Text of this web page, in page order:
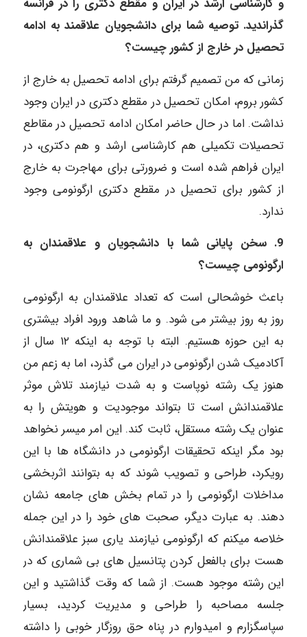
و کارشناسی ارشد در ایران و مقطع دکتری را در فرانسه
گذراندید. توصیه شما برای دانشجویان علاقمند به ادامه
تحصیل در خارج از کشور چیست؟
زمانی که من تصمیم گرفتم برای ادامه تحصیل به خارج از
کشور بروم، امکان تحصیل در مقطع دکتری در ایران وجود
نداشت. اما در حال حاضر امکان ادامه تحصیل در مقاطع
تحصیلات تکمیلی هم کارشناسی ارشد و هم دکتری، در
ایران فراهم شده است و ضرورتی برای مهاجرت به خارج
از کشور برای تحصیل در مقطع دکتری ارگونومی وجود
ندارد.
9. سخن پایانی شما با دانشجویان و علاقمندان به
ارگونومی چیست؟
باعث خوشحالی است که تعداد علاقمندان به ارگونومی
روز به روز بیشتر می شود. و ما شاهد ورود افراد بیشتری
به این حوزه هستیم. البته با توجه به اینکه ۱۲ سال از
آکادمیک شدن ارگونومی در ایران می گذرد، اما به زعم من
هنوز یک رشته نوپاست و به شدت نیازمند تلاش موثر
علاقمندانش است تا بتواند موجودیت و هویتش را به
عنوان یک رشته مستقل، ثابت کند. این امر میسر نخواهد
بود مگر اینکه تحقیقات ارگونومی در دانشگاه ها با این
رویکرد، طراحی و تصویب شوند که به بتوانند اثربخشی
مداخلات ارگونومی را در تمام بخش های جامعه نشان
دهند. به عبارت دیگر، صحبت های خود را در این جمله
خلاصه میکنم که ارگونومی نیازمند یاری سبز علاقمندانش
هست برای بالفعل کردن پتانسیل های بی شماری که در
این رشته موجود هست. از شما که وقت گذاشتید و این
جلسه مصاحبه را طراحی و مدیریت کردید، بسیار
سپاسگزارم و امیدوارم در پناه حق روزگار خوبی را داشته